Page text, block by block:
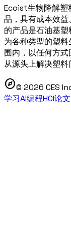
Ecoist生物降解塑
品，具有成本效
的产品是石油基
为各种类型的塑
围内，以任何方
从源头上解决塑料
explore© 2026 CES
学习AI编程HCI论